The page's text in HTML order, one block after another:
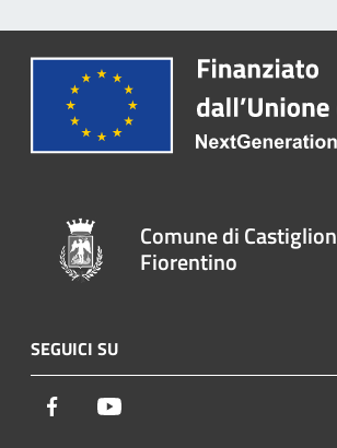
Comune di Castiglion
Fiorentino
SEGUICI SU
Facebook